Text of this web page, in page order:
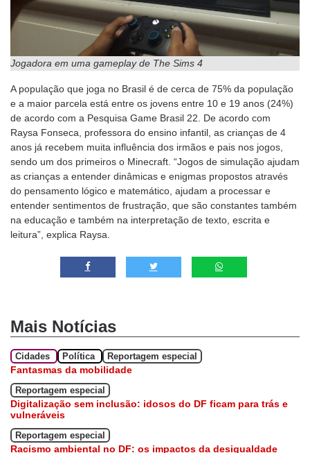
Jogadora em uma gameplay de The Sims 4
A população que joga no Brasil é de cerca de 75% da população
e a maior parcela está entre os jovens entre 10 e 19 anos (24%)
de acordo com a Pesquisa Game Brasil 22. De acordo com
Raysa Fonseca, professora do ensino infantil, as crianças de 4
anos já recebem muita influência dos irmãos e pais nos jogos,
sendo um dos primeiros o Minecraft. “Jogos de simulação ajudam
as crianças a entender dinâmicas e enigmas propostos através
do pensamento lógico e matemático, ajudam a processar e
entender sentimentos de frustração, que são constantes também
na educação e também na interpretação de texto, escrita e
leitura”, explica Raysa.
Mais Notícias
Cidades Política Reportagem especial
Fantasmas da mobilidade
Reportagem especial
Digitalização sem inclusão: idosos do DF ficam para trás e
vulneráveis
Reportagem especial
Racismo ambiental no DF: os impactos da desigualdade